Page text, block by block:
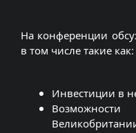
На конференции
в том числе такие как:
Инвестиции в